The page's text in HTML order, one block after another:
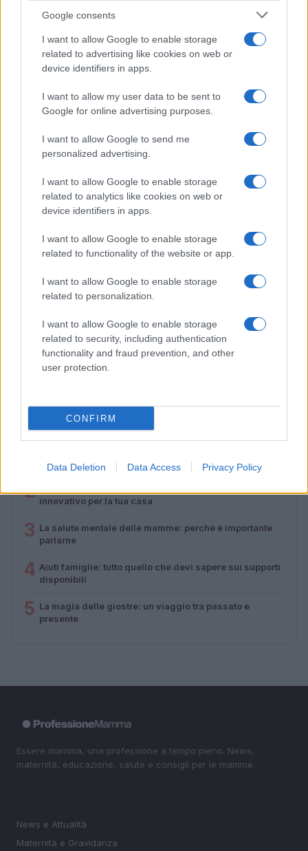
Google consents
I want to allow Google to enable storage
related to advertising like cookies on web or
device identifiers in apps.
I want to allow my user data to be sent to
Google for online advertising purposes.
I want to allow Google to send me
personalized advertising.
I want to allow Google to enable storage
related to analytics like cookies on web or
device identifiers in apps.
I want to allow Google to enable storage
related to functionality of the website or app.
I want to allow Google to enable storage
related to personalization.
I want to allow Google to enable storage
related to security, including authentication
functionality and fraud prevention, and other
user protection.
CONFIRM
Data Deletion Data Access Privacy Policy
tra carburanti, spiagge e incendi
Matteo Pellegrino · 25 Lug 2026
NEWS E ATTUALITÀ
Lamezia International Film Fest: arte e cultura si
incontrano in Calabria
Camilla Pellegrini · 16 Lug 2026
PIÙ LETTI
aggiornata
2 innovativo per la tua casa
3 La salute mentale delle mamme: perché è importante
parlarne
4 Aiuti famiglie: tutto quello che devi sapere sui supporti
disponibili
5 La magia delle giostre: un viaggio tra passato e
presente
Essere mamma, una professione a tempo pieno. News,
maternità, educazione, salute e consigli per le mamme.
News e Attualità
Maternità e Gravidanza